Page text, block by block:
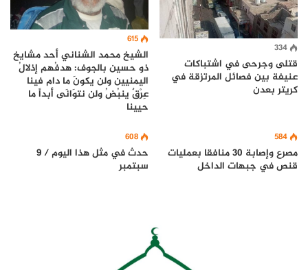
334
قتلى وجرحى في اشتباكات
عنيفة بين فصائل المرتزقة في
كريتر بعدن
615
الشيخ محمد الشناني أحد مشايخ
ذو حسين بالجوف: هدفُهم إذلالُ
اليمنيين ولن يكونَ ما دام فينا
عِرْقٌ ينبُضُ ولن نتوَانَى أبداً ما
حيينا
584
مصرع وإصابة 30 منافقا بعمليات
قنص في جبهات الداخل
608
حدث في مثل هذا اليوم / 9
سبتمبر